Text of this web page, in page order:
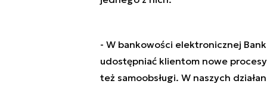
- W bankowości elektronicznej
udostępniać klientom nowe
też samoobsługi. W naszych